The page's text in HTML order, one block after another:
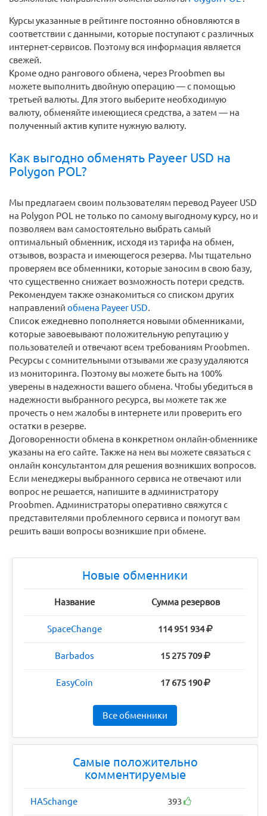
Курсы указанные в рейтинге постоянно обновляются в
соответствии с данными, которые поступают с различных
интернет-сервисов. Поэтому вся информация является
свежей.
Кроме одно рангового обмена, через Proobmen вы
можете выполнить двойную операцию — с помощью
третьей валюты. Для этого выберите необходимую
валюту, обменяйте имеющиеся средства, а затем — на
полученный актив купите нужную валюту.
Как выгодно обменять Payeer USD на
Polygon POL?
Мы предлагаем своим пользователям перевод Payeer USD
на Polygon POL не только по самому выгодному курсу, но и
позволяем вам самостоятельно выбрать самый
оптимальный обменник, исходя из тарифа на обмен,
отзывов, возраста и имеющегося резерва. Мы тщательно
проверяем все обменники, которые заносим в свою базу,
что существенно снижает возможность потери средств.
Рекомендуем также ознакомиться со списком других
направлений обмена Payeer USD.
Список ежедневно пополняется новыми обменниками,
которые завоевывают положительную репутацию у
пользователей и отвечают всем требованиям Proobmen.
Ресурсы с сомнительными отзывами же сразу удаляются
из мониторинга. Поэтому вы можете быть на 100%
уверены в надежности вашего обмена. Чтобы убедиться в
надежности выбранного ресурса, вы можете так же
прочесть о нем жалобы в интернете или проверить его
остатки в резерве.
Договоренности обмена в конкретном онлайн-обменнике
указаны на его сайте. Также на нем вы можете связаться с
онлайн консультантом для решения возникших вопросов.
Если менеджеры выбранного сервиса не отвечают или
вопрос не решается, напишите в администратору
Proobmen. Администраторы оперативно свяжутся с
представителями проблемного сервиса и помогут вам
решить ваши вопросы возникшие при обмене.
Новые обменники
Название Сумма резервов
SpaceChange 114 951 934
Barbados 15 275 709
EasyCoin 17 675 190
Все обменники
Самые положительно
комментируемые
HASchange 393